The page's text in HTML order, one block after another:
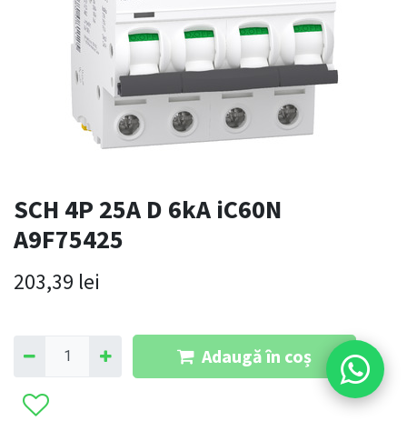
SCH 4P 25A D 6kA iC60N
A9F75425
203,39 lei
Adaugă în coș